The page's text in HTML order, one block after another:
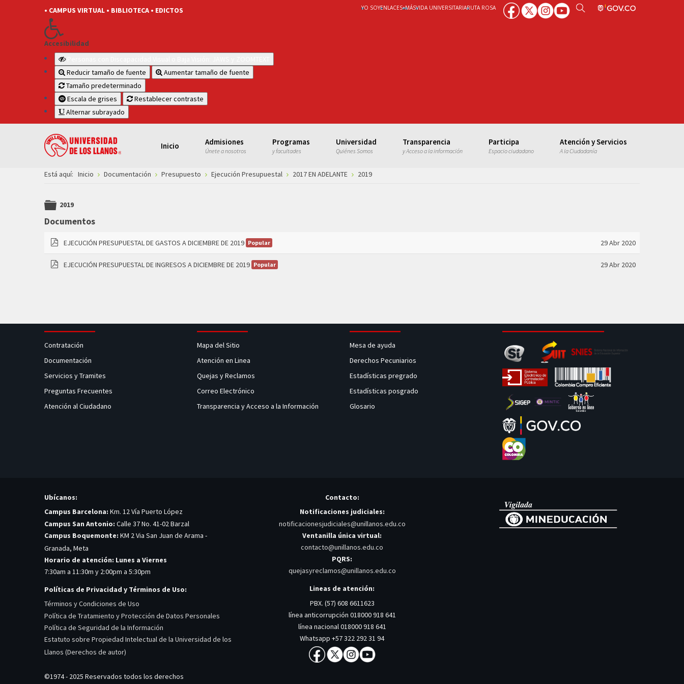
• CAMPUS VIRTUAL • BIBLIOTECA • EDICTOS
Accesibilidad
Reducir tamaño de fuente
Aumentar tamaño de fuente
Tamaño predeterminado
Escala de grises
Restablecer contraste
Alternar subrayado
YO SOYENLACES+MÁSVIDA UNIVERSITARIARUTA ROSA
Inicio Admisiones
Únete a nosotros
Programas
y facultades
Universidad
Quiénes Somos
Transparencia
y Acceso a la información
Participa
Espacio ciudadano
Atención y Servicios
A la Ciudadanía
Está aquí: Inicio Documentación Presupuesto Ejecución Presupuestal 2017 EN ADELANTE 2019
folder
2019
Documentos
EJECUCIÓN PRESUPUESTAL DE GASTOS A DICIEMBRE DE 2019 Popular 29 Abr 2020
EJECUCIÓN PRESUPUESTAL DE INGRESOS A DICIEMBRE DE 2019 Popular 29 Abr 2020
Contratación
Documentación
Servicios y Tramites
Preguntas Frecuentes
Atención al Ciudadano
Mapa del Sitio
Atención en Linea
Quejas y Reclamos
Correo Electrónico
Transparencia y Acceso a la Información
Mesa de ayuda
Derechos Pecuniarios
Estadísticas pregrado
Estadísticas posgrado
Glosario
Ubícanos:
Campus Barcelona: Km. 12 Vía Puerto López
Campus San Antonio: Calle 37 No. 41-02 Barzal
Campus Boquemonte: KM 2 Via San Juan de Arama -
Granada, Meta
Horario de atención: Lunes a Viernes
7:30am a 11:30m y 2:00pm a 5:30pm
Políticas de Privacidad y Términos de Uso:
Términos y Condiciones de Uso
Política de Tratamiento y Protección de Datos Personales
Política de Seguridad de la Información
Estatuto sobre Propiedad Intelectual de la Universidad de los
Llanos (Derechos de autor)
©1974 - 2025 Reservados todos los derechos
Contacto:
Notificaciones judiciales:
notificacionesjudiciales@unillanos.edu.co
Ventanilla única virtual:
contacto@unillanos.edu.co
PQRS:
quejasyreclamos@unillanos.edu.co
Lineas de atención:
PBX. (57) 608 6611623
línea anticorrupción 018000 918 641
línea nacional 018000 918 641
Whatsapp +57 322 292 31 94